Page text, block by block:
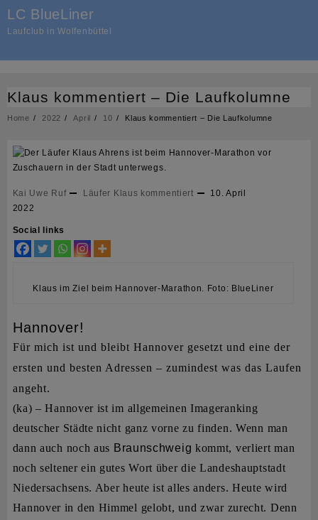
content
LC BlueLiner
Laufclub in Wolfenbüttel
Klaus kommentiert – Die Laufkolumne
Home 2022 April 10 Klaus kommentiert – Die Laufkolumne
Kai Uwe Ruf Läufer Klaus kommentiert
10. April
2022
Social links
Klaus im Ziel beim Hannover-Marathon. Foto: BlueLiner
Hannover!
Für mich ist und bleibt Hannover gesetzt und eine der
ersten und besten Adressen – zumindest was das Laufen
angeht.
(ka) – Hannover ist im allgemeinen Imageranking
deutscher Städte nicht ganz vorne zu finden. Wenn man
dann auch noch aus Braunschweig kommt, verliert man
noch seltener ein gutes Wort über die Landeshauptstadt
Niedersachsens. Aber heute ist alles anders. Heute wird
Hannover in den Himmel gelobt, und zwar zurecht. Denn